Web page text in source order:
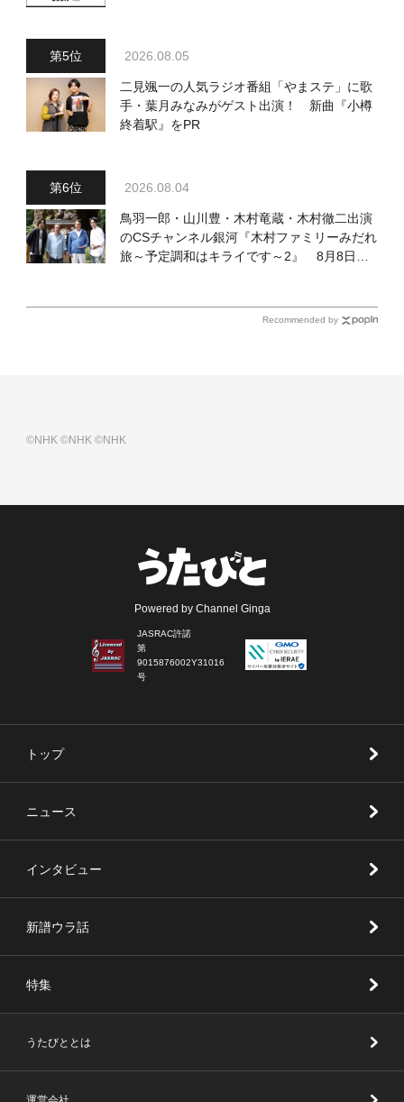
2026.08.05
二見颯一の人気ラジオ番組「やまステ」に歌
手・葉月みなみがゲスト出演！ 新曲『小樽
終着駅』をPR
2026.08.04
鳥羽一郎・山川豊・木村竜蔵・木村徹二出演
のCSチャンネル銀河『木村ファミリーみだれ
旅～予定調和はキライです～2』 8月8日
Recommended by
©NHK©NHK©NHK
Powered by Channel Ginga
JASRAC許諾
第
9015876002Y31016
号
トップ
ニュース
インタビュー
新譜ウラ話
特集
うたびととは